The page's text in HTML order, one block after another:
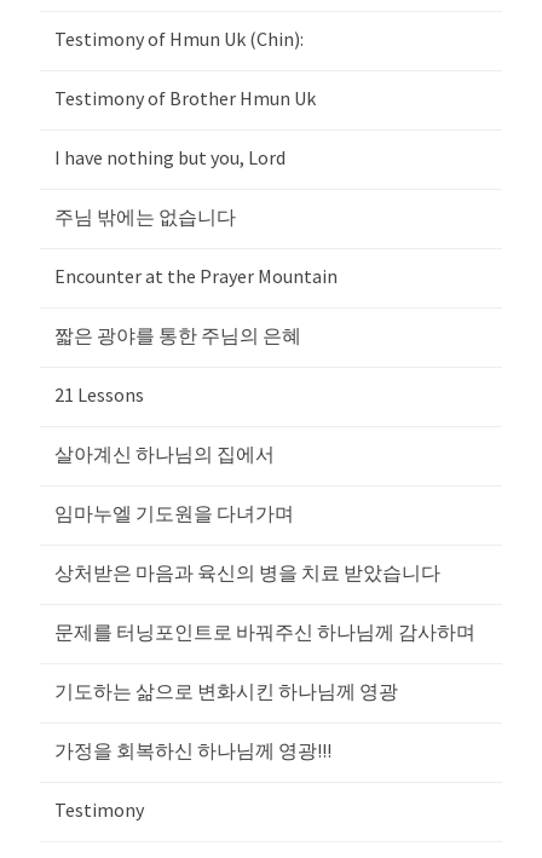
Testimony of Hmun Uk (Chin):
Testimony of Brother Hmun Uk
I have nothing but you, Lord
주님 밖에는 없습니다
Encounter at the Prayer Mountain
짧은 광야를 통한 주님의 은혜
21 Lessons
살아계신 하나님의 집에서
임마누엘 기도원을 다녀가며
상처받은 마음과 육신의 병을 치료 받았습니다
문제를 터닝포인트로 바꿔주신 하나님께 감사하며
기도하는 삶으로 변화시킨 하나님께 영광
가정을 회복하신 하나님께 영광!!!
Testimony